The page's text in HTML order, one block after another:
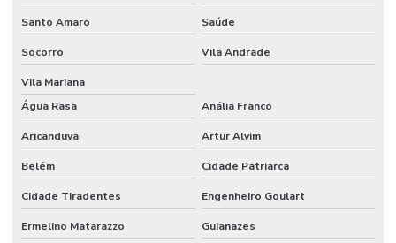
Santo Amaro Saúde
Socorro Vila Andrade
Vila Mariana
Água Rasa
Anália Franco
Aricanduva Artur Alvim
Belém Cidade Patriarca
Cidade Tiradentes Engenheiro Goulart
Ermelino Matarazzo Guianazes